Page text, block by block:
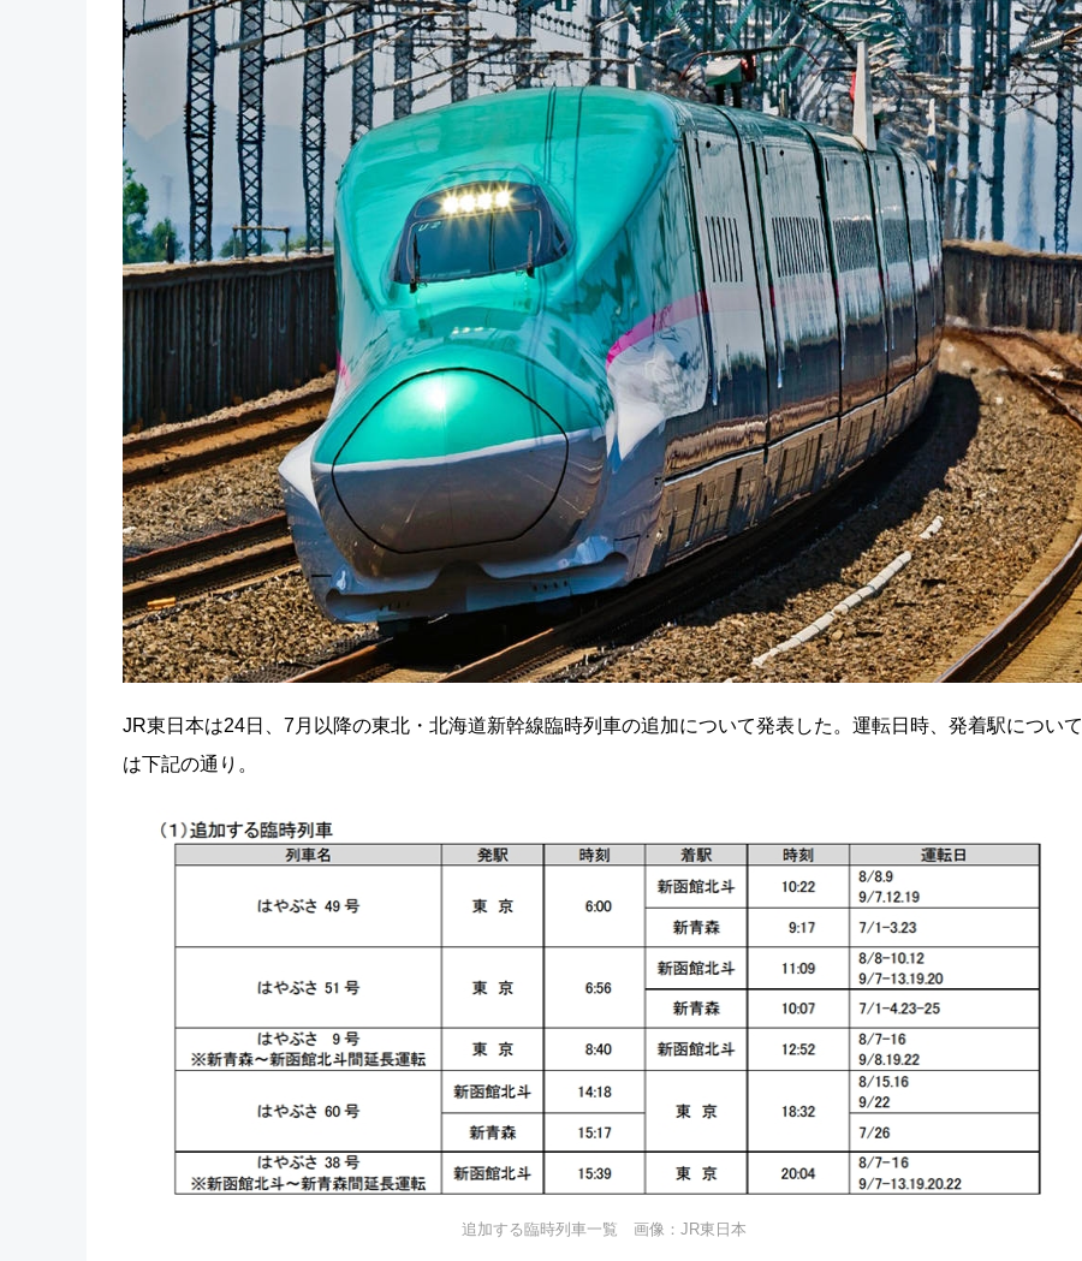
JR東日本は24日、7月以降の東北・北海道新幹線臨時列車の追加について発表した。運転日時、発着駅について
は下記の通り。
追加する臨時列車一覧 画像：JR東日本